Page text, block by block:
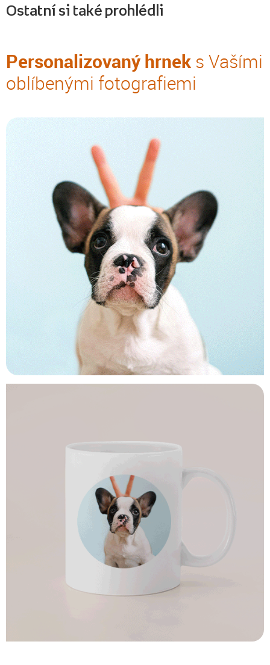
Ostatní si také prohlédli
Personalizovaný hrneks Vašími
oblíbenými fotografiemi